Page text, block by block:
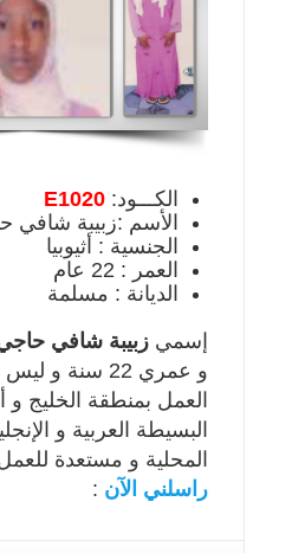
الكـــود: E1020
الأسم :زبيبة شافي
الجنسية : أثيوبيا
العمر : 22 عام
الديانة : مسلمة
إسمي زبيبة شافي
و عمري 22 سنة
العمل بمنطقة الخليج
البسيطة العربية و
المحلية و مستعدة
راسلني الآن :